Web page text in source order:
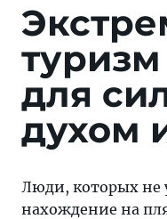
для
духом
Люди, которых не
нахождение на